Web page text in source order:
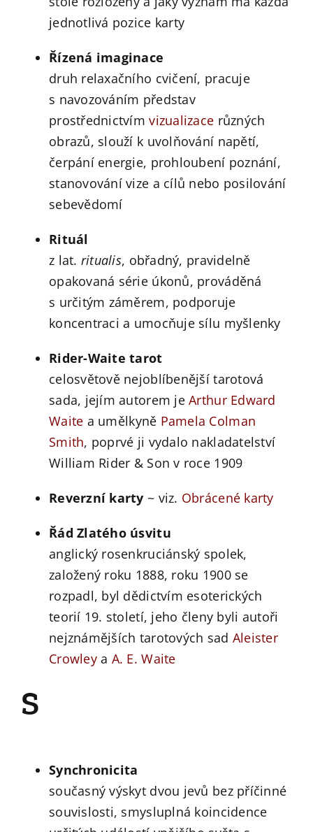
jednotlivá pozice karty
Řízená imaginace
druh relaxačního cvičení, pracuje
s navozováním představ
prostřednictvímvizualizace různých
obrazů, slouží k uvolňování napětí,
čerpání energie, prohloubení poznání,
stanovování vize a cílů nebo posilování
sebevědomí
Rituál
z lat. ritualis, obřadný, pravidelně
opakovaná série úkonů, prováděná
s určitým záměrem, podporuje
koncentraci a umocňuje sílu myšlenky
Rider-Waite tarot
celosvětově nejoblíbenější tarotová
sada, jejím autorem jeArthur Edward
Waite a umělkyně Pamela Colman
Smith, poprvé ji vydalo nakladatelství
William Rider & Son v roce 1909
Reverzní karty ~ viz. Obrácené karty
Řád Zlatého úsvitu
anglický rosenkruciánský spolek,
založený roku 1888, roku 1900 se
rozpadl, byl dědictvím esoterických
teorií 19. století, jeho členy byli autoři
nejznámějších tarotových sad Aleister
Crowleya A. E. Waite
S
Synchronicita
současný výskyt dvou jevů bez příčinné
souvislosti, smysluplná koincidence